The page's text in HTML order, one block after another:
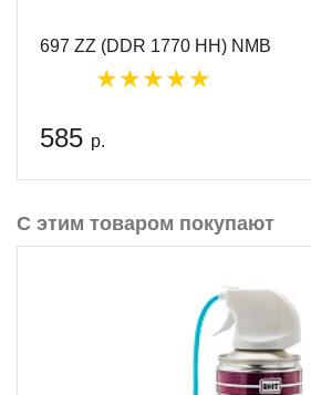
697 ZZ (DDR 1770 HH) NMB
585 р.
С этим товаром покупают